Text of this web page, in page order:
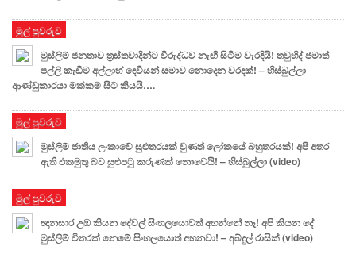
මුල් පුවරුව
මුස්ලිම් ජනතාව ත්‍රස්තවාදීන්ට විරුද්ධව නැඟී සිටීම වැරදියි! තවුහිද් ජමාත්
පල්ලි කැඩීම අල්ලාහ් දෙවියන් සමාව නොදෙන වරදක්! – හිස්බුල්ලා
ආණ්ඩුකාරයා මක්කම සිට කියයි….
මුල් පුවරුව
මුස්ලිම් ජාතිය ලංකාවේ සුළුතරයක් වුණත් ලෝකයේ බහුතරයක්! අපි අතර
ඇති එකමුතු බව සුළුපටු කරුණක් නොවෙයි! – හිස්බුල්ලා (video)
මුල් පුවරුව
ඥානසාර උඹ කියන දේවල් සිංහලයොවත් අහන්නේ නෑ! අපි කියන දේ
මුස්ලිම් විතරක් නෙමේ සිංහලයොත් අහනවා! – අබ්දුල් රාසික් (video)